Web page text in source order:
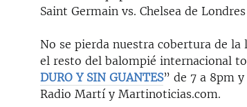
Saint Germain vs. Chelsea de
No se pierda nuestra cobertura de la
el resto del balompié internacional
DURO Y SIN GUANTES” de 7 a 8pm
Radio Martí y Martinoticias.com.